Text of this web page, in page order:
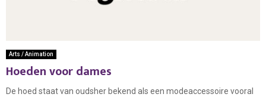
Arts / Animation
Hoeden voor dames
De hoed staat van oudsher bekend als een modeaccessoire vooral